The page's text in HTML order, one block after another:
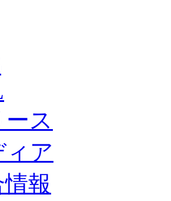
管理規定
使用ガイドライン
のファンサービスについて
明治安田J3リーグ2026/27シーズン試
明治安田Ｊ3リーグ 2026/27シーズン「
＆マナー
ァンコミュニティ
ョップ
ルストア（実店舗）
ストア
ース
ィア
報